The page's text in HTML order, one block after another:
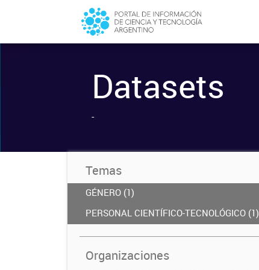
Datasets
-
Temas
GÉNERO (1)
PERSONAL CIENTÍFICO-TECNOLÓGICO (1)
Organizaciones